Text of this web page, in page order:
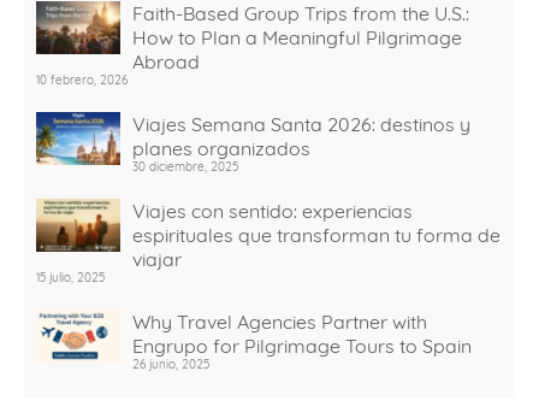
Faith-Based Group Trips from the U.S.:
How to Plan a Meaningful Pilgrimage
Abroad
10 febrero, 2026
Viajes Semana Santa 2026: destinos y
planes organizados
30 diciembre, 2025
Viajes con sentido: experiencias
espirituales que transforman tu forma de
viajar
15 julio, 2025
Why Travel Agencies Partner with
Engrupo for Pilgrimage Tours to Spain
26 junio, 2025